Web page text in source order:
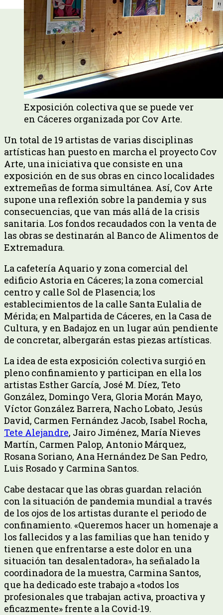
Exposición colectiva que se puede ver
en Cáceres organizada por Cov Arte.
Un total de 19 artistas de varias disciplinas
artísticas han puesto en marcha el proyecto Cov
Arte, una iniciativa que consiste en una
exposición en de sus obras en cinco localidades
extremeñas de forma simultánea. Así, Cov Arte
supone una reflexión sobre la pandemia y sus
consecuencias, que van más allá de la crisis
sanitaria. Los fondos recaudados con la venta de
las obras se destinarán al Banco de Alimentos de
Extremadura.
La cafetería Aquario y zona comercial del
edificio Astoria en Cáceres; la zona comercial
centro y calle Sol de Plasencia; los
establecimientos de la calle Santa Eulalia de
Mérida; en Malpartida de Cáceres, en la Casa de
Cultura, y en Badajoz en un lugar aún pendiente
de concretar, albergarán estas piezas artísticas.
La idea de esta exposición colectiva surgió en
pleno confinamiento y participan en ella los
artistas Esther García, José M. Díez, Teto
González, Domingo Vera, Gloria Morán Mayo,
Víctor González Barrera, Nacho Lobato, Jesús
David, Carmen Fernández Jacob, Isabel Rocha,
Tete Alejandre, Jairo Jiménez, María Nieves
Martín, Carmen Palop, Antonio Márquez,
Rosana Soriano, Ana Hernández De San Pedro,
Luis Rosado y Carmina Santos.
Cabe destacar que las obras guardan relación
con la situación de pandemia mundial a través
de los ojos de los artistas durante el periodo de
confinamiento. «Queremos hacer un homenaje a
los fallecidos y a las familias que han tenido y
tienen que enfrentarse a este dolor en una
situación tan desalentadora», ha señalado la
coordinadora de la muestra, Carmina Santos,
que ha dedicado este trabajo a «todos los
profesionales que trabajan activa, proactiva y
eficazmente» frente a la Covid-19.